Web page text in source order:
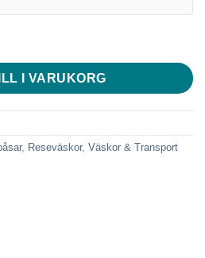
I VARUKORG
, Reseväskor, Väskor & Transport